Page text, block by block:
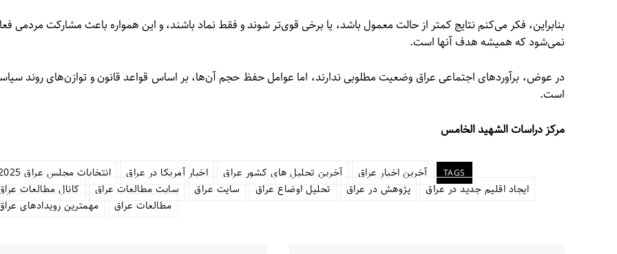
بنابراین، فکر می‌کنم نتایج کمتر از حالت معمول باشد، یا برخی قوی‌تر شوند و فقط نماد باشند، و این همواره باعث مشارکت مردمی
نمی‌شود که همیشه هدف آنها است.
در عوض، برآوردهای اجتماعی عراق وضعیت مطلوبی ندارند، اما عوامل حفظ حجم آن‌ها، بر اساس قواعد قانون و توازن‌های روند
است.
مرکز دراسات الشهید الخامس
TAGS آخرین اخبار عراق آخرین تحلیل های کشور عراق اخبار آمریکا در عراق
انتخابات مجلس عراق 2025
ایجاد اقلیم جدید در عراق
پژوهش در عراق تحلیل اوضاع عراق سایت عراق سایت مطالعات عراق
کانال مطالعات
مطالعات عراق
مهمترین رویدادهای